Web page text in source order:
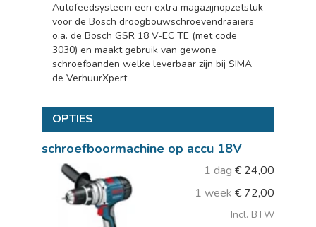
Autofeedsysteem een extra magazijnopzetstuk
voor de Bosch droogbouwschroevendraaiers
o.a. de Bosch GSR 18 V-EC TE (met code
3030) en maakt gebruik van gewone
schroefbanden welke leverbaar zijn bij SIMA
de VerhuurXpert
OPTIES
schroefboormachine op accu 18V
1 dag € 24,00
1 week € 72,00
Incl. BTW